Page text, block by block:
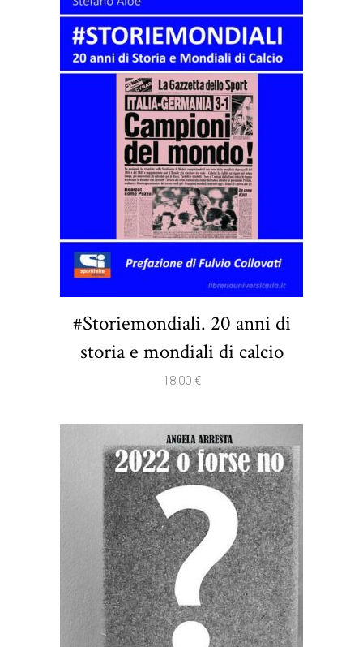
#Storiemondiali. 20 anni di
storia e mondiali di calcio
18,00 €